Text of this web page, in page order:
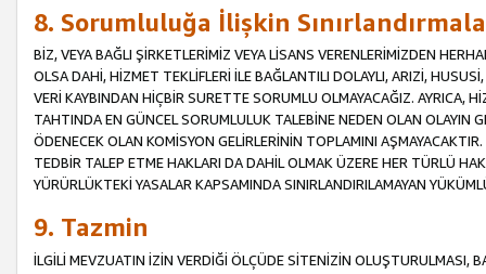
8. Sorumluluğa İlişkin
BİZ, VEYA BAĞLI ŞİRKETLERİMİZ VEYA LİSANS VERENLERİMİZDEN
OLSA DAHİ, HİZMET TEKLİFLERİ İLE BAĞLANTILI DOLAYLI, ARIZİ,
VERİ KAYBINDAN HİÇBİR SURETTE SORUMLU OLMAYACAĞIZ. AYRICA,
TAHTINDA EN GÜNCEL SORUMLULUK TALEBİNE NEDEN OLAN OLAYIN
ÖDENECEK OLAN KOMİSYON GELİRLERİNİN TOPLAMINI
TEDBİR TALEP ETME HAKLARI DA DAHİL OLMAK ÜZERE HER TÜRLÜ
YÜRÜRLÜKTEKİ YASALAR KAPSAMINDA SINIRLANDIRILAMAYAN
9. Tazmin
İLGİLİ MEVZUATIN İZİN VERDİĞİ ÖLÇÜDE SİTENİZİN OLUŞTURULMASI,